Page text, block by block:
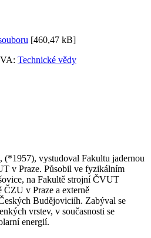
[460,47 kB]
Technické vědy
vystudoval Fakultu jadernou
v Praze. Působil ve fyzikálním
na Fakultě strojní ČVUT
ČZU v Praze a externě
Budějoviciíh. Zabýval se
vrstev, v současnosti se
energií.